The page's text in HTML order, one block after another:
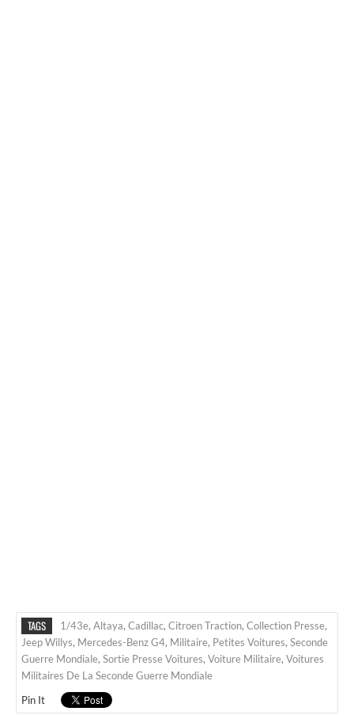
TAGS 1/43e, Altaya, Cadillac, Citroen Traction, Collection Presse,
Jeep Willys, Mercedes-Benz G4, Militaire, Petites Voitures, Seconde
Guerre Mondiale, Sortie Presse Voitures, Voiture Militaire, Voitures
Militaires De La Seconde Guerre Mondiale
Pin It